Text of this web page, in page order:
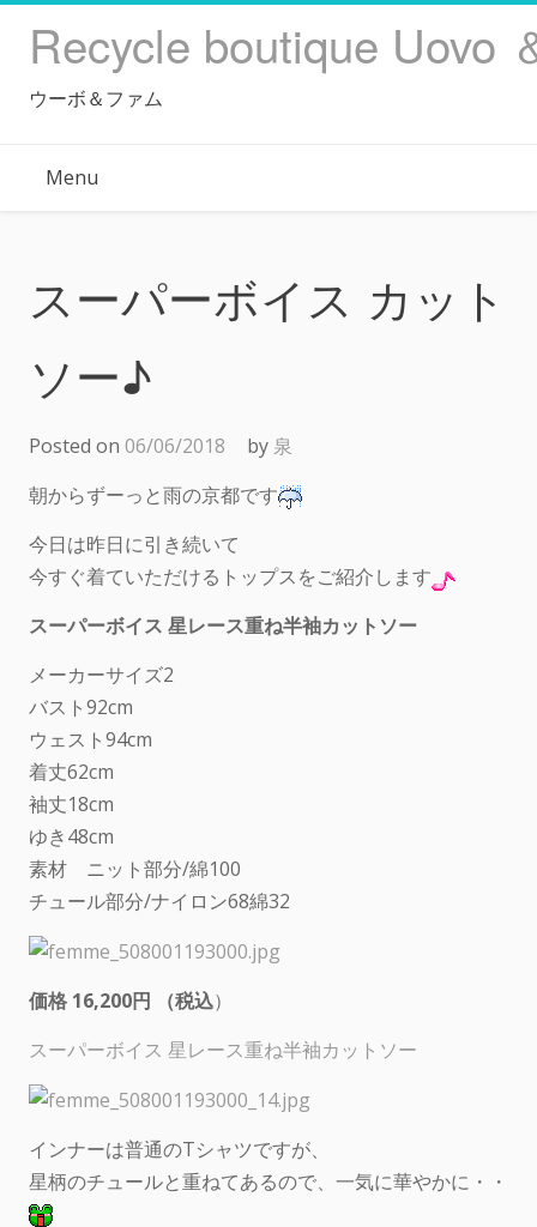
Recycle boutique Uovo
ウーボ＆ファム
Menu
スーパーボイス カット
ソー♪
Posted on 06/06/2018 by 泉
朝からずーっと雨の京都です
今日は昨日に引き続いて
今すぐ着ていただけるトップスをご紹介します
スーパーボイス 星レース重ね半袖カットソー
メーカーサイズ2
バスト92cm
ウェスト94cm
着丈62cm
袖丈18cm
ゆき48cm
素材 ニット部分/綿100
チュール部分/ナイロン68綿32
価格 16,200円 （税込）
スーパーボイス 星レース重ね半袖カットソー
インナーは普通のTシャツですが、
星柄のチュールと重ねてあるので、一気に華やかに・・